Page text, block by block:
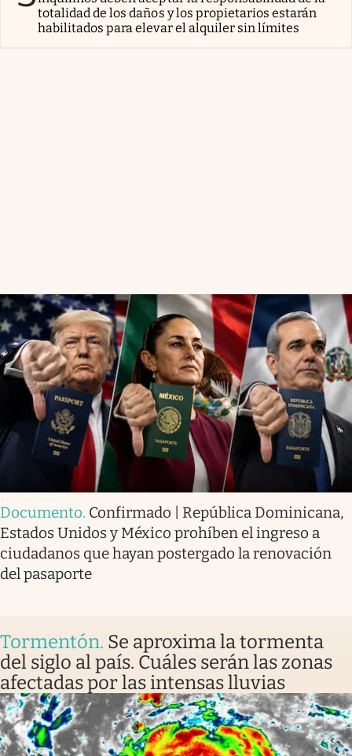
totalidad de los daños y los propietarios estarán
habilitados para elevar el alquiler sin límites
Documento. Confirmado | República Dominicana,
Estados Unidos y México prohíben el ingreso a
ciudadanos que hayan postergado la renovación
del pasaporte
Tormentón. Se aproxima la tormenta
del siglo al país. Cuáles serán las zonas
afectadas por las intensas lluvias